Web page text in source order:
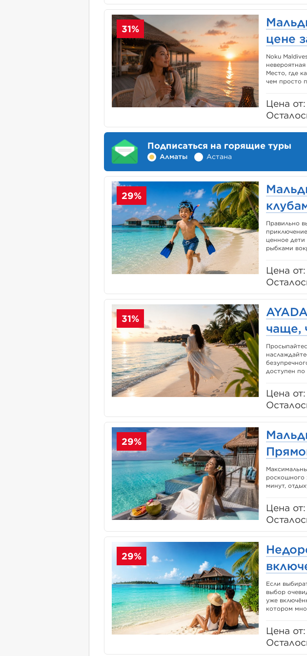
31%
цене
Noku
Место, где
чем просто
Цена
Подписаться на горящие туры
Алматы Астана
29%
Правильно
ценное дети
рыбками
Цена от:
31%
чаще,
доступен по
Цена
29%
роскошного
минут,
Цена от:
29%
Если
выбор
уже
котором
Цена от: